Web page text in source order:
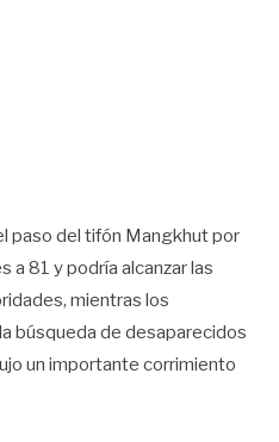
paso del tifón Mangkhut por
a 81 y podría alcanzar las
mientras los
búsqueda de desaparecidos
un importante corrimiento